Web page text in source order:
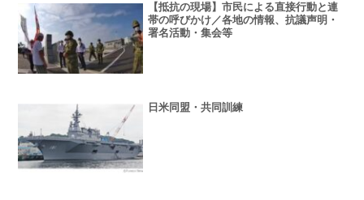
【抵抗の現場】市民による直接行動と連
帯の呼びかけ／各地の情報、抗議声明・
署名活動・集会等
日米同盟・共同訓練